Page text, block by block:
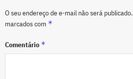
O seu endereço de e-mail não será publicado.
marcados com *
Comentário *